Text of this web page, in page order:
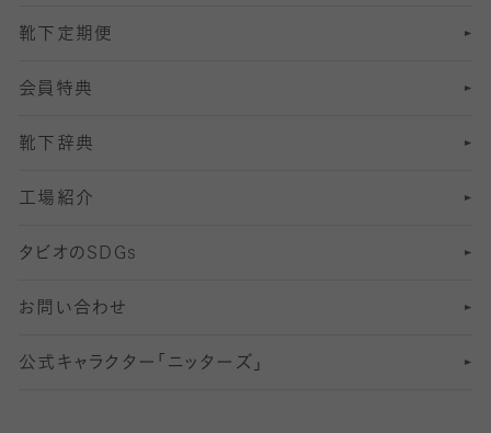
12分丈レギンス
13分丈レギンス
SSサイズ（21～23cm）
Sサイズ（22～25cm）
Mサイズ（25～27cm）
Lサイズ（27～29cm）
むくみ対策
足の疲れ対策
足の臭い対策
冷え対策
靴ずれ対策
快適な睡眠対策
靴下定期便
会員特典
靴下辞典
工場紹介
タビオのSDGs
お問い合わせ
公式キャラクター「ニッターズ」